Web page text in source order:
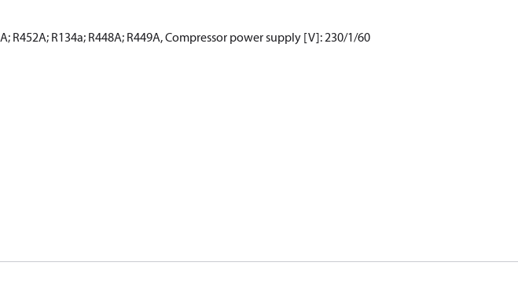
R452A; R134a; R448A; R449A, Compressor power supply [V]: 230/1/60